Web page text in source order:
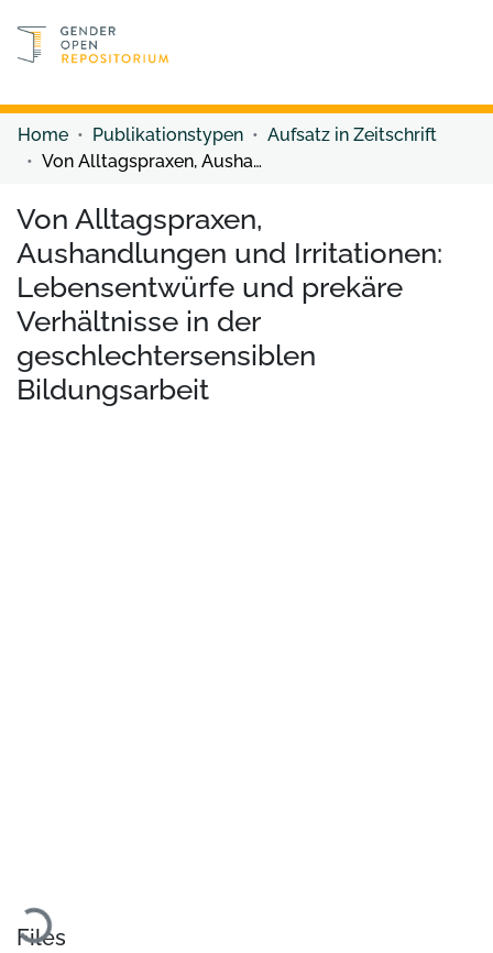
Discover content
Home Publikationstypen
Aufsatz in Zeitschrift
Von Alltagspraxen, Aushandlungen und Irritationen: Lebensentwürfe und prekäre Verhältnisse in der geschlechtersensiblen Bildungsarbeit
Von Alltagspraxen,
Aushandlungen und Irritationen:
Lebensentwürfe und prekäre
Verhältnisse in der
geschlechtersensiblen
Bildungsarbeit
Loading...
Files